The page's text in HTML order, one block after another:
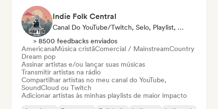
Indie Folk Central
Canal Do YouTube/Twitch, Selo, Playlist, Rádio
> 8500 feedbacks enviados
AmericanaMúsica cristãComercial / MainstreamCountry
Dream pop
Assinar artistas e/ou lançar suas músicas
Transmitir artistas na rádio
Compartilhar artistas no meu canal do YouTube,
SoundCloud ou Twitch
Adicionar artistas às minhas playlists de maior impacto